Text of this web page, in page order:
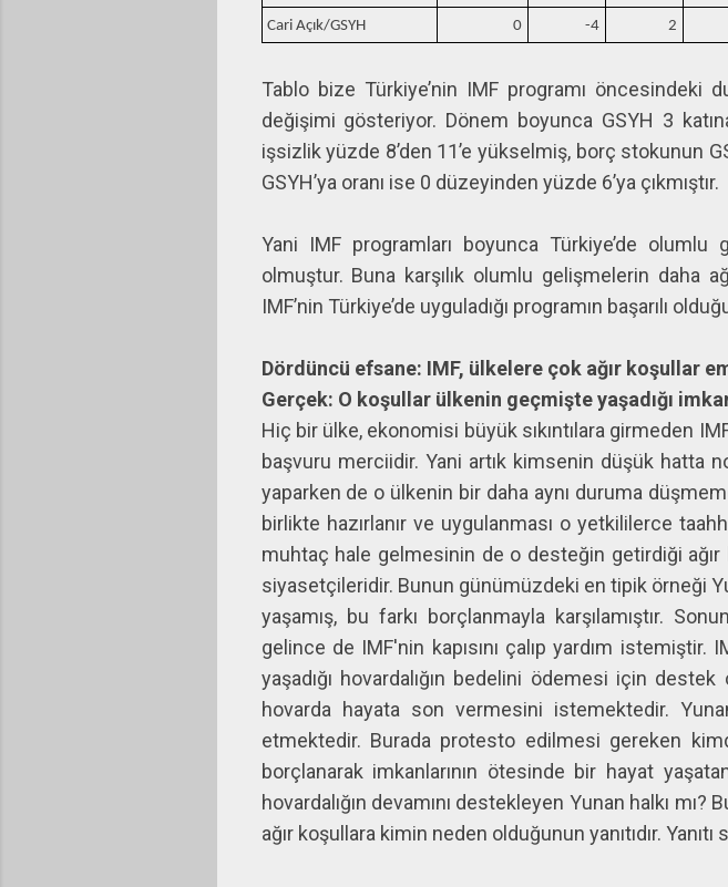
Cari Açık/GSYH 0 -4 2
Tablo bize Türkiye’nin IMF programı öncesindeki
değişimi gösteriyor. Dönem boyunca GSYH 3
işsizlik yüzde 8’den 11’e yükselmiş, borç stokunun
GSYH’ya oranı ise 0 düzeyinden yüzde 6’ya çıkmıştır.
Yani IMF programları boyunca Türkiye’de
olmuştur. Buna karşılık olumlu gelişmelerin daha
IMF’nin Türkiye’de uyguladığı programın başarılı
Dördüncü efsane: IMF, ülkelere çok ağır koşullar
Gerçek: O koşullar ülkenin geçmişte yaşadığı
Hiç bir ülke, ekonomisi büyük sıkıntılara girmeden
başvuru merciidir. Yani artık kimsenin düşük hatta
yaparken de o ülkenin bir daha aynı duruma
birlikte hazırlanır ve uygulanması o yetkililerce
muhtaç hale gelmesinin de o desteğin getirdiği ağır
siyasetçileridir. Bunun günümüzdeki en tipik örneği
yaşamış, bu farkı borçlanmayla karşılamıştır.
gelince de IMF'nin kapısını çalıp yardım
yaşadığı hovardalığın bedelini ödemesi için
hovarda hayata son vermesini istemektedir.
etmektedir. Burada protesto edilmesi gereken
borçlanarak imkanlarının ötesinde bir hayat
hovardalığın devamını destekleyen Yunan halkı mı?
ağır koşullara kimin neden olduğunun yanıtıdır.